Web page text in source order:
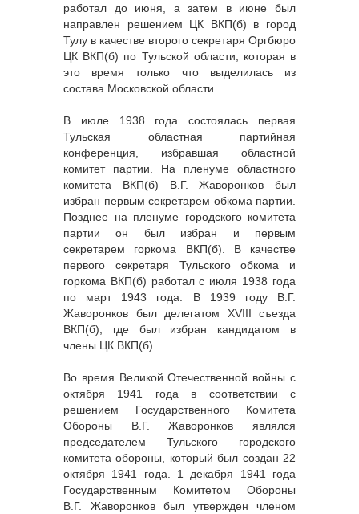
работал до июня, а затем в июне был
направлен решением ЦК ВКП(б) в город
Тулу в качестве второго секретаря Оргбюро
ЦК ВКП(б) по Тульской области, которая в
это время только что выделилась из
состава Московской области.
В июле 1938 года состоялась первая
Тульская областная партийная
конференция, избравшая областной
комитет партии. На пленуме областного
комитета ВКП(б) В.Г. Жаворонков был
избран первым секретарем обкома партии.
Позднее на пленуме городского комитета
партии он был избран и первым
секретарем горкома ВКП(б). В качестве
первого секретаря Тульского обкома и
горкома ВКП(б) работал с июля 1938 года
по март 1943 года. В 1939 году В.Г.
Жаворонков был делегатом XVIII съезда
ВКП(б), где был избран кандидатом в
члены ЦК ВКП(б).
Во время Великой Отечественной войны с
октября 1941 года в соответствии с
решением Государственного Комитета
Обороны В.Г. Жаворонков являлся
председателем Тульского городского
комитета обороны, который был создан 22
октября 1941 года. 1 декабря 1941 года
Государственным Комитетом Обороны
В.Г. Жаворонков был утвержден членом